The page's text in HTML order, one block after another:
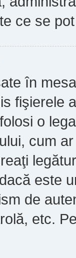
ce se
în
fişierele
o
cum
este
de
etc.